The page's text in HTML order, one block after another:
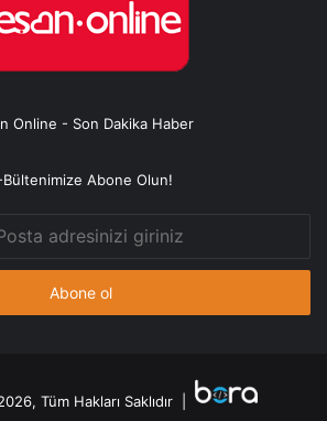
Online - Son Dakika Haber
Bültenimize Abone Olun!
Tüm Hakları Saklıdır |